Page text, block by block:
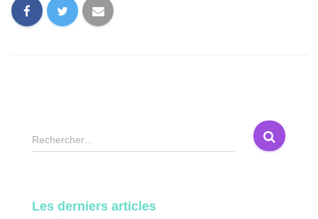
R
e
r
Rechercher…
Les derniers articles